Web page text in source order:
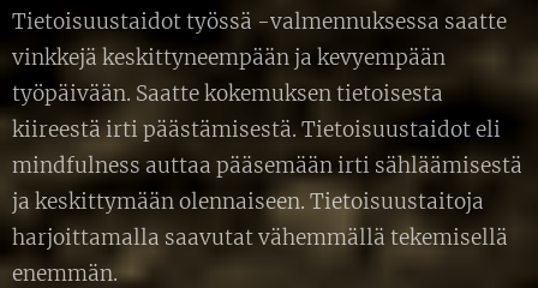
Tietoisuustaidot työssä -valmennuksessa saatte
vinkkejä keskittyneempään ja kevyempään
työpäivään. Saatte kokemuksen tietoisesta
kiireestä irti päästämisestä. Tietoisuustaidot eli
mindfulness auttaa pääsemään irti sähläämisestä
ja keskittymään olennaiseen. Tietoisuustaitoja
harjoittamalla saavutat vähemmällä tekemisellä
enemmän.